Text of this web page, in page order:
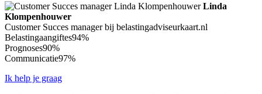
Linda
Klompenhouwer
Customer Succes manager bij belastingadviseurkaart.nl
Belastingaangiftes94%
Prognoses90%
Communicatie97%
Ik help je graag